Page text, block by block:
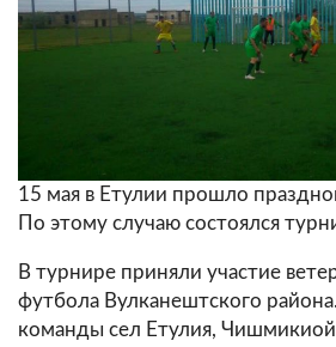
15 мая в Етулии прошло
По этому случаю состоялся
В турнире приняли участие
футбола Вулканештского
команды сел Етулия,